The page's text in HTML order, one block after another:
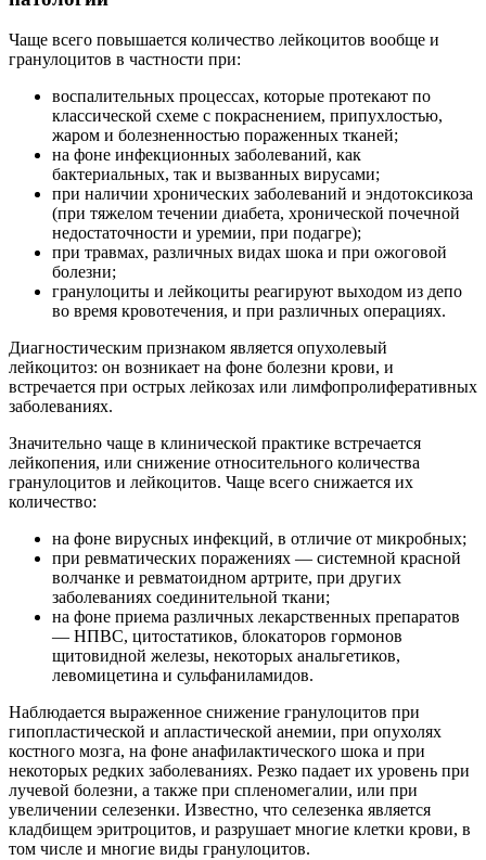
Чаще всего повышается количество лейкоцитов вообще и
гранулоцитов в частности при:
воспалительных процессах, которые протекают по
классической схеме с покраснением, припухлостью,
жаром и болезненностью пораженных тканей;
на фоне инфекционных заболеваний, как
бактериальных, так и вызванных вирусами;
при наличии хронических заболеваний и эндотоксикоза
(при тяжелом течении диабета, хронической почечной
недостаточности и уремии, при подагре);
при травмах, различных видах шока и при ожоговой
болезни;
гранулоциты и лейкоциты реагируют выходом из депо
во время кровотечения, и при различных операциях.
Диагностическим признаком является опухолевый
лейкоцитоз: он возникает на фоне болезни крови, и
встречается при острых лейкозах или лимфопролиферативных
заболеваниях.
Значительно чаще в клинической практике встречается
лейкопения, или снижение относительного количества
гранулоцитов и лейкоцитов. Чаще всего снижается их
количество:
на фоне вирусных инфекций, в отличие от микробных;
при ревматических поражениях — системной красной
волчанке и ревматоидном артрите, при других
заболеваниях соединительной ткани;
на фоне приема различных лекарственных препаратов
— НПВС, цитостатиков, блокаторов гормонов
щитовидной железы, некоторых анальгетиков,
левомицетина и сульфаниламидов.
Наблюдается выраженное снижение гранулоцитов при
гипопластической и апластической анемии, при опухолях
костного мозга, на фоне анафилактического шока и при
некоторых редких заболеваниях. Резко падает их уровень при
лучевой болезни, а также при спленомегалии, или при
увеличении селезенки. Известно, что селезенка является
кладбищем эритроцитов, и разрушает многие клетки крови, в
том числе и многие виды гранулоцитов.